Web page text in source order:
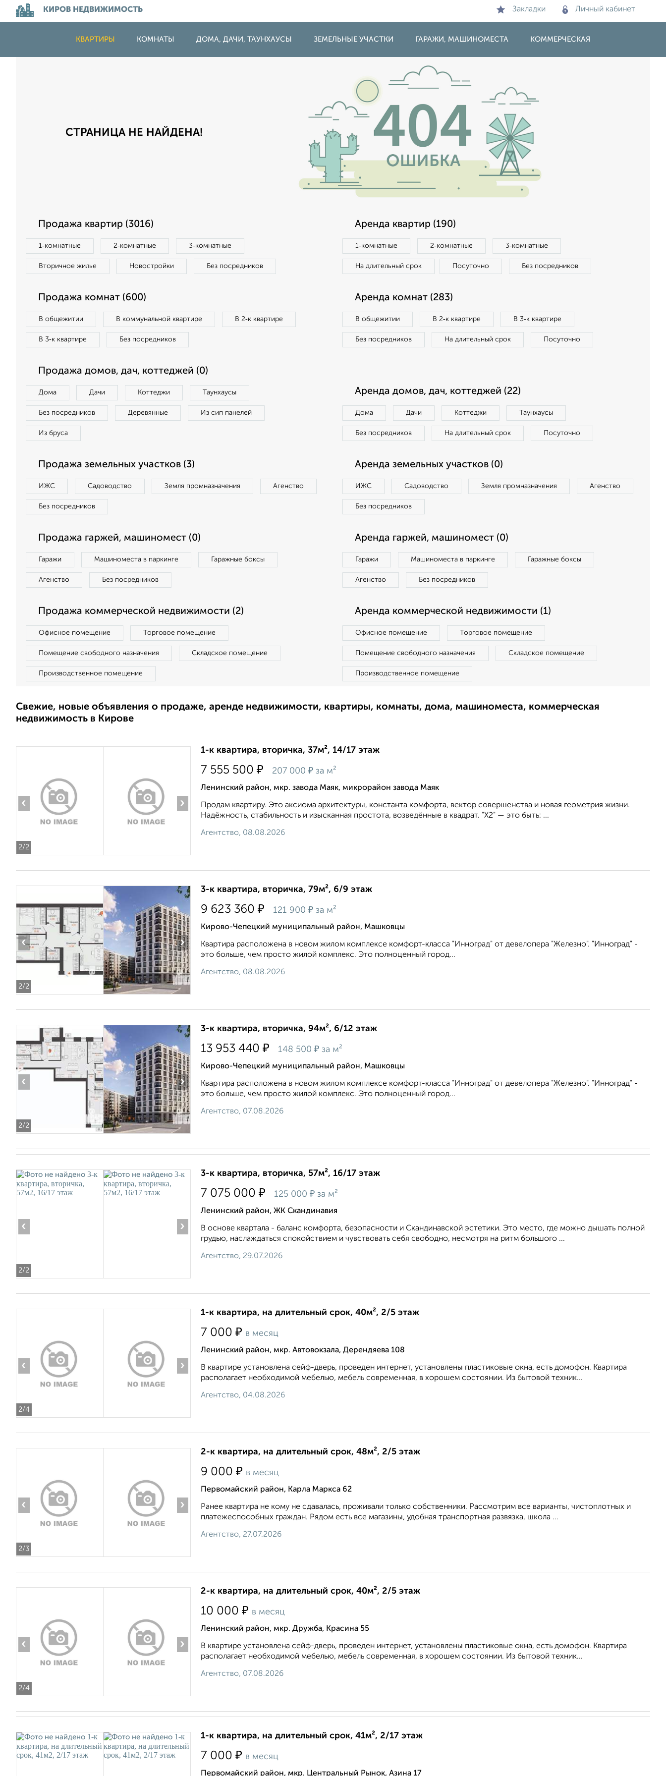
КИРОВ НЕДВИЖИМОСТЬ Закладки Личный кабинет
КВАРТИРЫ КОМНАТЫ ДОМА, ДАЧИ, ТАУНХАУСЫ ЗЕМЕЛЬНЫЕ УЧАСТКИ ГАРАЖИ, МАШИНОМЕСТА КОММЕРЧЕСКАЯ
СТРАНИЦА НЕ НАЙДЕНА!
Продажа квартир (3016)
1‑комнатные 2‑комнатные 3‑комнатные
Вторичное жилье Новостройки Без посредников
Аренда квартир (190)
1‑комнатные 2‑комнатные 3‑комнатные
На длительный срок Посуточно Без посредников
Продажа комнат (600)
В общежитии В коммунальной квартире В 2‑к квартире
В 3‑к квартире Без посредников
Аренда комнат (283)
В общежитии В 2‑к квартире В 3‑к квартире
Без посредников На длительный срок Посуточно
Продажа домов, дач, коттеджей (0)
Дома Дачи Коттеджи Таунхаусы
Без посредников Деревянные Из сип панелей
Из бруса
Аренда домов, дач, коттеджей (22)
Дома Дачи Коттеджи Таунхаусы
Без посредников На длительный срок Посуточно
Продажа земельных участков (3)
ИЖС Садоводство Земля промназначения Агенство
Без посредников
Аренда земельных участков (0)
ИЖС Садоводство Земля промназначения Агенство
Без посредников
Продажа гаржей, машиномест (0)
Гаражи Машиноместа в паркинге Гаражные боксы
Агенство Без посредников
Аренда гаржей, машиномест (0)
Гаражи Машиноместа в паркинге Гаражные боксы
Агенство Без посредников
Продажа коммерческой недвижимости (2)
Офисное помещение Торговое помещение
Помещение свободного назначения Складское помещение
Производственное помещение
Аренда коммерческой недвижимости (1)
Офисное помещение Торговое помещение
Помещение свободного назначения Складское помещение
Производственное помещение
Свежие, новые объявления о продаже, аренде недвижимости, квартиры, комнаты, дома, машиноместа, коммерческая
недвижимость в Кирове
2/2
‹ ›
1-к квартира, вторичка, 37м², 14/17 этаж
7 555 500 ₽ 207 000 ₽ за м²
Ленинский район, мкр. завода Маяк, микрорайон завода Маяк
Продам квартиру. Это аксиома архитектуры, константа комфорта, вектор совершенства и новая геометрия жизни.
Надёжность, стабильность и изысканная простота, возведённые в квадрат. "Х2" — это быть: ...
Агентство, 08.08.2026
2/2
‹ ›
3-к квартира, вторичка, 79м², 6/9 этаж
9 623 360 ₽ 121 900 ₽ за м²
Кирово-Чепецкий муниципальный район, Машковцы
Квартира расположена в новом жилом комплексе комфорт-класса "Инноград" от девелопера "Железно". "Инноград" -
это больше, чем просто жилой комплекс. Это полноценный город...
Агентство, 08.08.2026
2/2
‹ ›
3-к квартира, вторичка, 94м², 6/12 этаж
13 953 440 ₽ 148 500 ₽ за м²
Кирово-Чепецкий муниципальный район, Машковцы
Квартира расположена в новом жилом комплексе комфорт-класса "Инноград" от девелопера "Железно". "Инноград" -
это больше, чем просто жилой комплекс. Это полноценный город...
Агентство, 07.08.2026
2/2
‹ ›
3-к квартира, вторичка, 57м², 16/17 этаж
7 075 000 ₽ 125 000 ₽ за м²
Ленинский район, ЖК Скандинавия
В основе квартала - баланс комфорта, безопасности и Скандинавской эстетики. Это место, где можно дышать полной
грудью, наслаждаться спокойствием и чувствовать себя свободно, несмотря на ритм большого ...
Агентство, 29.07.2026
2/4
‹ ›
1-к квартира, на длительный срок, 40м², 2/5 этаж
7 000 ₽ в месяц
Ленинский район, мкр. Автовокзала, Дерендяева 108
В квартире установлена сейф-дверь, проведен интернет, установлены пластиковые окна, есть домофон. Квартира
располагает необходимой мебелью, мебель современная, в хорошем состоянии. Из бытовой техник...
Агентство, 04.08.2026
2/3
‹ ›
2-к квартира, на длительный срок, 48м², 2/5 этаж
9 000 ₽ в месяц
Первомайский район, Карла Маркса 62
Ранее квартира не кому не сдавалась, проживали только собственники. Рассмотрим все варианты, чистоплотных и
платежеспособных граждан. Рядом есть все магазины, удобная транспортная развязка, школа ...
Агентство, 27.07.2026
2/4
‹ ›
2-к квартира, на длительный срок, 40м², 2/5 этаж
10 000 ₽ в месяц
Ленинский район, мкр. Дружба, Красина 55
В квартире установлена сейф-дверь, проведен интернет, установлены пластиковые окна, есть домофон. Квартира
располагает необходимой мебелью, мебель современная, в хорошем состоянии. Из бытовой техник...
Агентство, 07.08.2026
1-к квартира, на длительный срок, 41м², 2/17 этаж
7 000 ₽ в месяц
Первомайский район, мкр. Центральный Рынок, Азина 17